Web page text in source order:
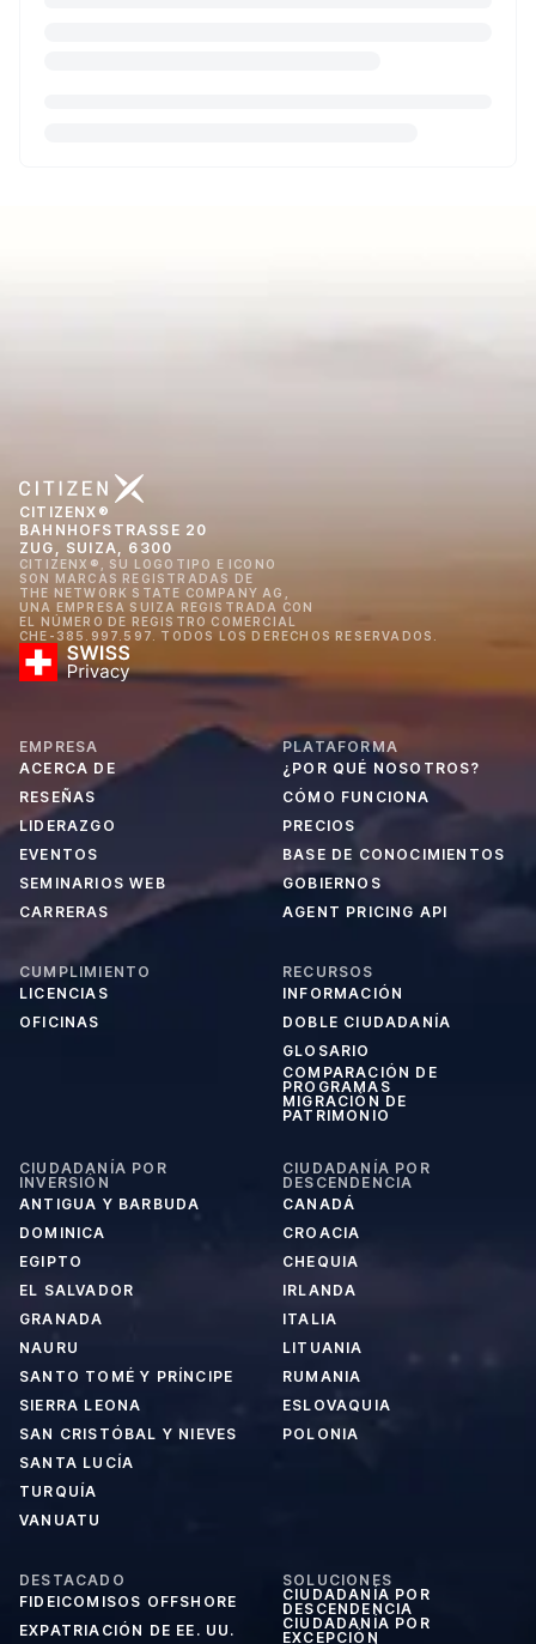
CITIZENX®
BAHNHOFSTRASSE 20
ZUG, SUIZA, 6300
CITIZENX®, SU LOGOTIPO E ICONO
SON MARCAS REGISTRADAS DE
THE NETWORK STATE COMPANY AG,
UNA EMPRESA SUIZA REGISTRADA CON
EL NÚMERO DE REGISTRO COMERCIAL
CHE-385.997.597. TODOS LOS DERECHOS RESERVADOS.
EMPRESA
ACERCA DE
RESEÑAS
LIDERAZGO
EVENTOS
SEMINARIOS WEB
CARRERAS
PLATAFORMA
¿POR QUÉ NOSOTROS?
CÓMO FUNCIONA
PRECIOS
BASE DE CONOCIMIENTOS
GOBIERNOS
AGENT PRICING API
CUMPLIMIENTO
LICENCIAS
OFICINAS
RECURSOS
INFORMACIÓN
DOBLE CIUDADANÍA
GLOSARIO
COMPARACIÓN DE
PROGRAMAS
MIGRACIÓN DE
PATRIMONIO
CIUDADANÍA POR
INVERSIÓN
ANTIGUA Y BARBUDA
DOMINICA
EGIPTO
EL SALVADOR
GRANADA
NAURU
SANTO TOMÉ Y PRÍNCIPE
SIERRA LEONA
SAN CRISTÓBAL Y NIEVES
SANTA LUCÍA
TURQUÍA
VANUATU
CIUDADANÍA POR
DESCENDENCIA
CANADÁ
CROACIA
CHEQUIA
IRLANDA
ITALIA
LITUANIA
RUMANIA
ESLOVAQUIA
POLONIA
DESTACADO
FIDEICOMISOS OFFSHORE
EXPATRIACIÓN DE EE. UU.
SOLUCIONES
CIUDADANÍA POR
DESCENDENCIA
CIUDADANÍA POR
EXCEPCIÓN